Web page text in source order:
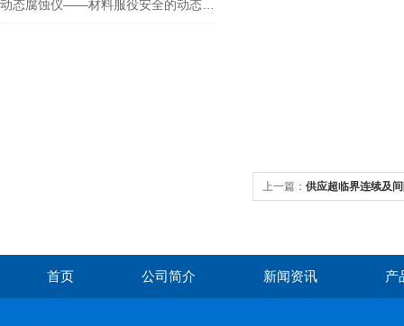
上一篇： 供应超临界连续及
首页 公司简介 新闻资讯 产